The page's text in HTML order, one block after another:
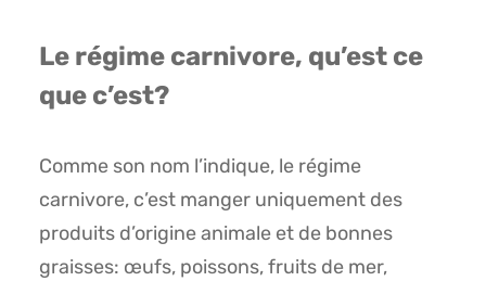
Le régime carnivore, qu’est ce
que c’est?
Comme son nom l’indique, le régime
carnivore, c’est manger uniquement des
produits d’origine animale et de bonnes
graisses: œufs, poissons, fruits de mer,